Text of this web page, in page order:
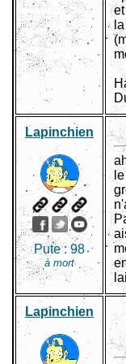
Lapinchien
Pute : 98
à mort
Lapinchien